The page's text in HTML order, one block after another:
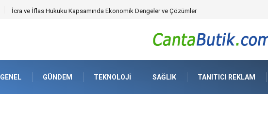
Cybersecurity Solutions (Siber Güvenlik Çözümleri) ve Dijital Altyapıda Görünmeyen Tehlikeler
GENEL GÜNDEM TEKNOLOJI SAĞLIK TANITICI REKLAM